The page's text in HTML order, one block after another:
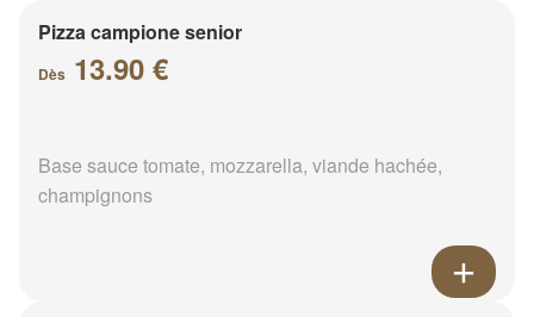
Pizza campione senior
Dès 13.90 €
Base sauce tomate, mozzarella, viande hachée,
champignons